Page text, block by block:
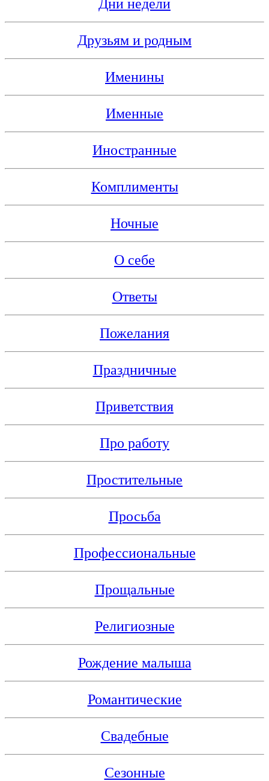
Дни недели
Друзьям и родным
Именины
Именные
Иностранные
Комплименты
Ночные
О себе
Ответы
Пожелания
Праздничные
Приветствия
Про работу
Простительные
Просьба
Профессиональные
Прощальные
Религиозные
Рождение малыша
Романтические
Свадебные
Сезонные